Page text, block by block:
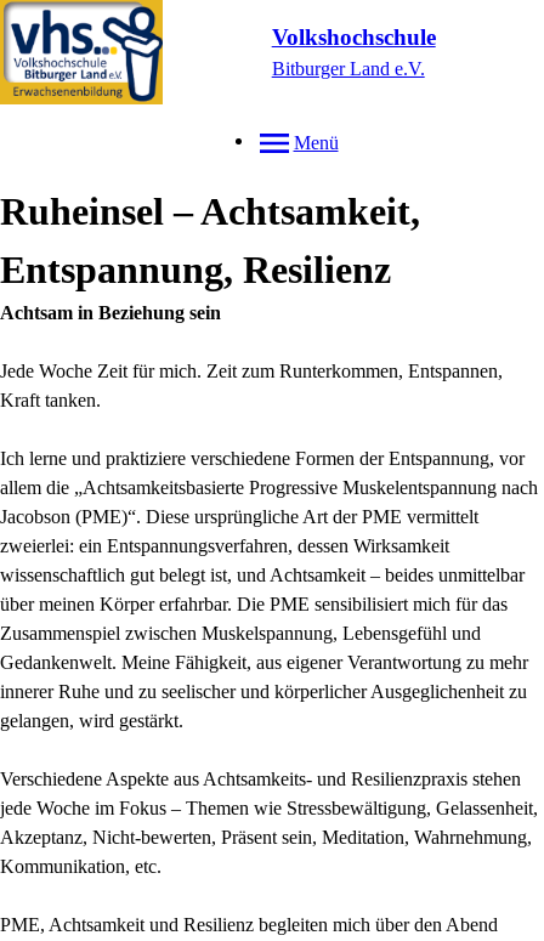
Volkshochschule
Bitburger Land e.V.
Menü
Ruheinsel – Achtsamkeit,
Entspannung, Resilienz
Achtsam in Beziehung sein
Jede Woche Zeit für mich. Zeit zum Runterkommen, Entspannen,
Kraft tanken.
Ich lerne und praktiziere verschiedene Formen der Entspannung, vor
allem die „Achtsamkeitsbasierte Progressive Muskelentspannung nach
Jacobson (PME)“. Diese ursprüngliche Art der PME vermittelt
zweierlei: ein Entspannungsverfahren, dessen Wirksamkeit
wissenschaftlich gut belegt ist, und Achtsamkeit – beides unmittelbar
über meinen Körper erfahrbar. Die PME sensibilisiert mich für das
Zusammenspiel zwischen Muskelspannung, Lebensgefühl und
Gedankenwelt. Meine Fähigkeit, aus eigener Verantwortung zu mehr
innerer Ruhe und zu seelischer und körperlicher Ausgeglichenheit zu
gelangen, wird gestärkt.
Verschiedene Aspekte aus Achtsamkeits- und Resilienzpraxis stehen
jede Woche im Fokus – Themen wie Stressbewältigung, Gelassenheit,
Akzeptanz, Nicht-bewerten, Präsent sein, Meditation, Wahrnehmung,
Kommunikation, etc.
PME, Achtsamkeit und Resilienz begleiten mich über den Abend